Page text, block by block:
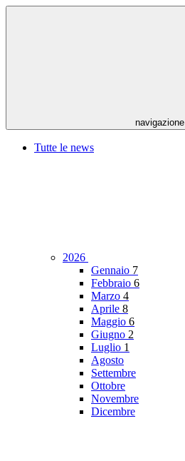
navigazione
Tutte le news
2026
Gennaio 7
Febbraio 6
Marzo 4
Aprile 8
Maggio 6
Giugno 2
Luglio 1
Agosto
Settembre
Ottobre
Novembre
Dicembre